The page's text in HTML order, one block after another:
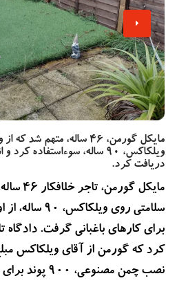
مایکل گورمن، 46 ساله،
ویلکاکس، 90 ساله،
دریافت کرد.
مایکل
سلامتی روی
برای کارهای باغبانی گرفت.
نصب چمن